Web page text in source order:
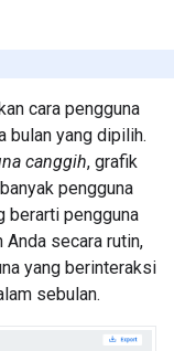
cara pengguna
bulan yang dipilih.
canggih, grafik
pengguna
berarti pengguna
secara rutin,
yang berinteraksi
sebulan.